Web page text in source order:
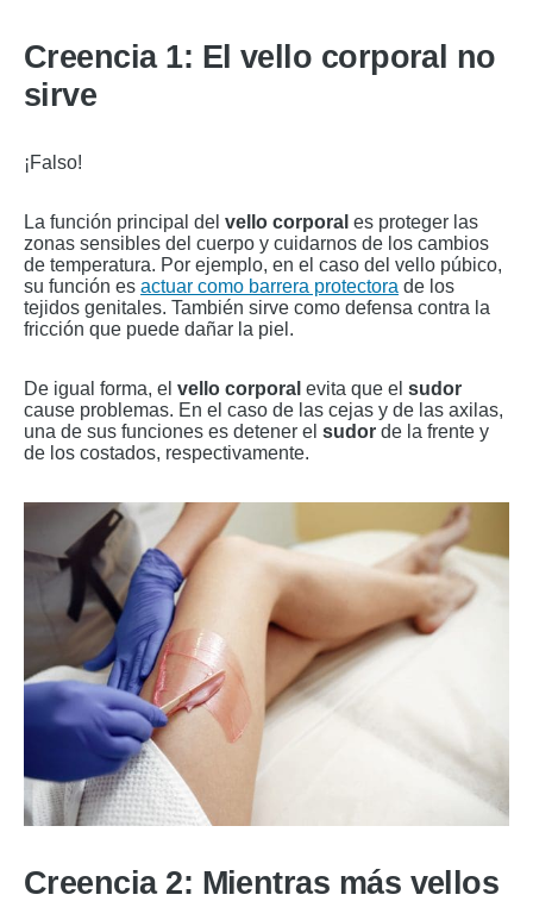
Creencia 1: El vello corporal no
sirve
¡Falso!
La función principal del vello corporal es proteger las
zonas sensibles del cuerpo y cuidarnos de los cambios
de temperatura. Por ejemplo, en el caso del vello púbico,
su función es actuar como barrera protectora de los
tejidos genitales. También sirve como defensa contra la
fricción que puede dañar la piel.
De igual forma, el vello corporal evita que el sudor
cause problemas. En el caso de las cejas y de las axilas,
una de sus funciones es detener el sudor de la frente y
de los costados, respectivamente.
Creencia 2: Mientras más vellos